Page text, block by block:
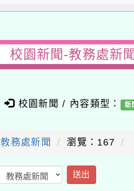
校園新聞-教務處新
校園新聞 / 內容類型： 新
教務處新聞 瀏覽：167
送出